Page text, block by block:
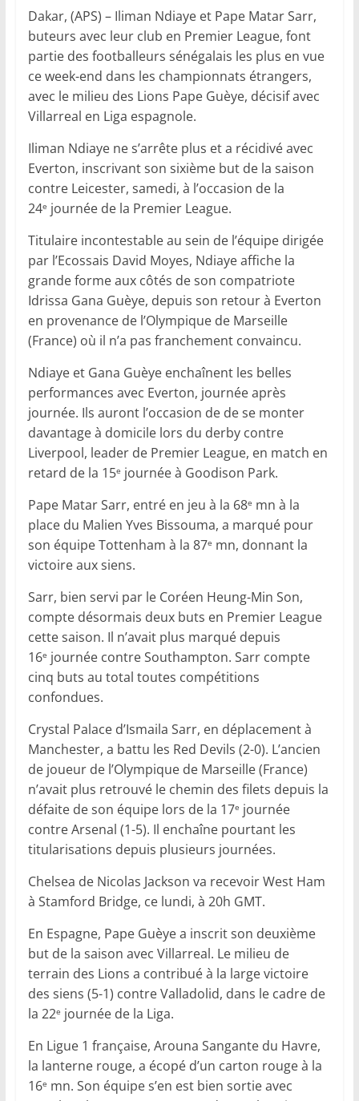
Dakar, (APS) – Iliman Ndiaye et Pape Matar Sarr,
buteurs avec leur club en Premier League, font
partie des footballeurs sénégalais les plus en vue
ce week-end dans les championnats étrangers,
avec le milieu des Lions Pape Guèye, décisif avec
Villarreal en Liga espagnole.
Iliman Ndiaye ne s’arrête plus et a récidivé avec
Everton, inscrivant son sixième but de la saison
contre Leicester, samedi, à l’occasion de la
24e journée de la Premier League.
Titulaire incontestable au sein de l’équipe dirigée
par l’Ecossais David Moyes, Ndiaye affiche la
grande forme aux côtés de son compatriote
Idrissa Gana Guèye, depuis son retour à Everton
en provenance de l’Olympique de Marseille
(France) où il n’a pas franchement convaincu.
Ndiaye et Gana Guèye enchaînent les belles
performances avec Everton, journée après
journée. Ils auront l’occasion de de se monter
davantage à domicile lors du derby contre
Liverpool, leader de Premier League, en match en
retard de la 15e journée à Goodison Park.
Pape Matar Sarr, entré en jeu à la 68e mn à la
place du Malien Yves Bissouma, a marqué pour
son équipe Tottenham à la 87e mn, donnant la
victoire aux siens.
Sarr, bien servi par le Coréen Heung-Min Son,
compte désormais deux buts en Premier League
cette saison. Il n’avait plus marqué depuis
16e journée contre Southampton. Sarr compte
cinq buts au total toutes compétitions
confondues.
Crystal Palace d’Ismaila Sarr, en déplacement à
Manchester, a battu les Red Devils (2-0). L’ancien
de joueur de l’Olympique de Marseille (France)
n’avait plus retrouvé le chemin des filets depuis la
défaite de son équipe lors de la 17e journée
contre Arsenal (1-5). Il enchaîne pourtant les
titularisations depuis plusieurs journées.
Chelsea de Nicolas Jackson va recevoir West Ham
à Stamford Bridge, ce lundi, à 20h GMT.
En Espagne, Pape Guèye a inscrit son deuxième
but de la saison avec Villarreal. Le milieu de
terrain des Lions a contribué à la large victoire
des siens (5-1) contre Valladolid, dans le cadre de
la 22e journée de la Liga.
En Ligue 1 française, Arouna Sangante du Havre,
la lanterne rouge, a écopé d’un carton rouge à la
16e mn. Son équipe s’en est bien sortie avec